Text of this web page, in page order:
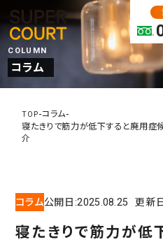
京都
兵庫
COLUMN
コラム
TOP-コラム-
寝たきりで筋力が低下すると廃用症
介
コラム公開日:2025.08.25 更新
寝たきりで筋力が低